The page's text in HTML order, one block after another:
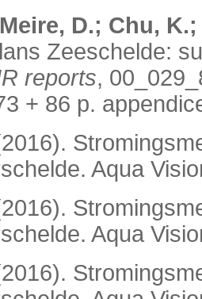
D.; Chu,
Zeeschelde:
reports,
+ 86 p.
Aqua
Aqua